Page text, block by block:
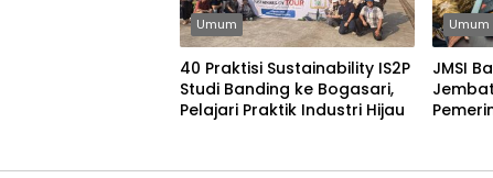
Umum
40 Praktisi Sustainability IS2P
Studi Banding ke Bogasari,
Pelajari Praktik Industri Hijau
Umum
JMSI